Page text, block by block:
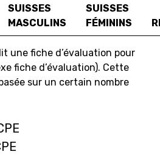
SUISSES
MASCULINS
SUISSES
FÉMININS
une fiche d’évaluation pour
fiche d’évaluation). Cette
sur un certain nombre